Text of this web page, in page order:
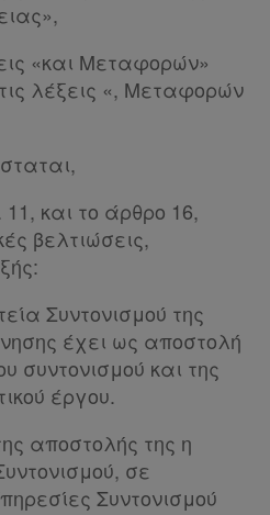
«και Μεταφορών»
λέξεις «, Μεταφορών
και το άρθρο 16,
βελτιώσεις,
Συντονισμού της
έχει ως αποστολή
συντονισμού και της
έργου.
αποστολής της η
σε
Συντονισμού